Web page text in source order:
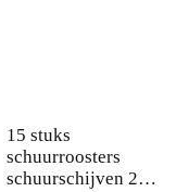
15 stuks
schuurroosters
schuurschijven 225